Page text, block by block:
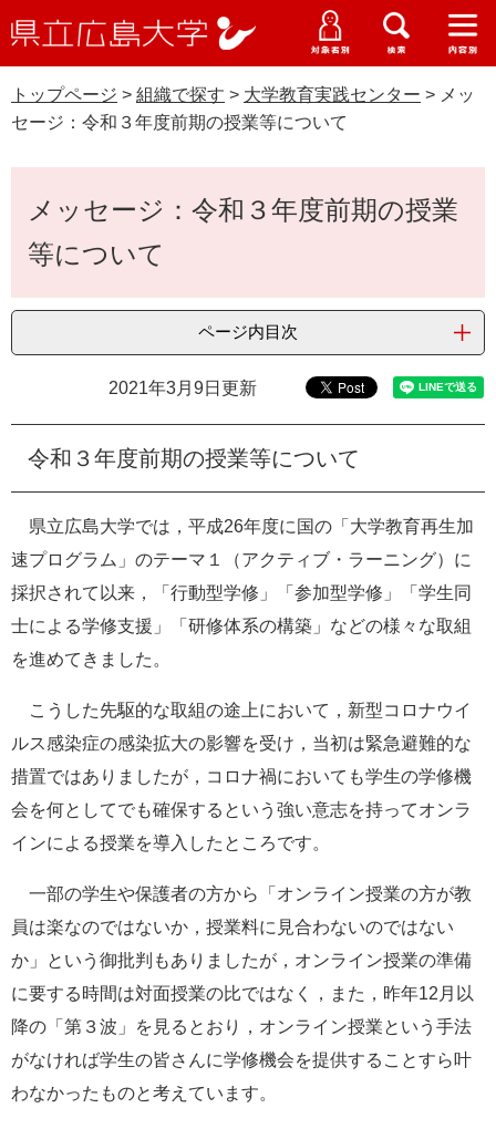
ー
ジ
先
ニ
ュ
を
へ
ニ
ュ
ー
ニ
ー
ニ
ー
立
大
学
受験生の皆さま
卒業生の皆さま
教職員の皆さま
受験生特設サイト
WEB版大学案内
資料請求
交通アクセス
Languages
中文簡体 中文繁体
o
l
ス
タ
ム
検
索
すべて
大学概要
学生生活・就職支援
トップページ > 組織で探す > 大学教育実践センター > メッ
セージ：令和３年度前期の授業等について
メッセージ：令和３年度前期の授業
等について
ページ内目次
2021年3月9日更新
令和３年度前期の授業等について
県立広島大学では，平成26年度に国の「大学教育再生加
速プログラム」のテーマ１（アクティブ・ラーニング）に
採択されて以来，「行動型学修」「参加型学修」「学生同
士による学修支援」「研修体系の構築」などの様々な取組
を進めてきました。
こうした先駆的な取組の途上において，新型コロナウイ
ルス感染症の感染拡大の影響を受け，当初は緊急避難的な
措置ではありましたが，コロナ禍においても学生の学修機
会を何としてでも確保するという強い意志を持ってオンラ
インによる授業を導入したところです。
一部の学生や保護者の方から「オンライン授業の方が教
員は楽なのではないか，授業料に見合わないのではない
か」という御批判もありましたが，オンライン授業の準備
に要する時間は対面授業の比ではなく，また，昨年12月以
降の「第３波」を見るとおり，オンライン授業という手法
がなければ学生の皆さんに学修機会を提供することすら叶
わなかったものと考えています。